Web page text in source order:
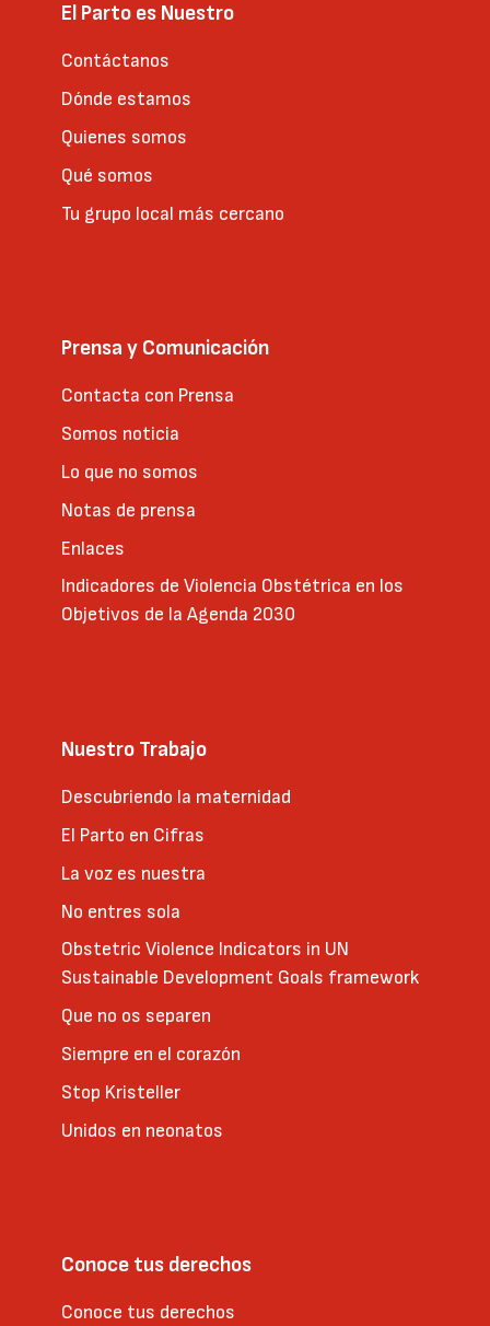
El Parto es Nuestro
Contáctanos
Dónde estamos
Quienes somos
Qué somos
Tu grupo local más cercano
Prensa y Comunicación
Contacta con Prensa
Somos noticia
Lo que no somos
Notas de prensa
Enlaces
Indicadores de Violencia Obstétrica en los
Objetivos de la Agenda 2030
Nuestro Trabajo
Descubriendo la maternidad
El Parto en Cifras
La voz es nuestra
No entres sola
Obstetric Violence Indicators in UN
Sustainable Development Goals framework
Que no os separen
Siempre en el corazón
Stop Kristeller
Unidos en neonatos
Conoce tus derechos
Conoce tus derechos